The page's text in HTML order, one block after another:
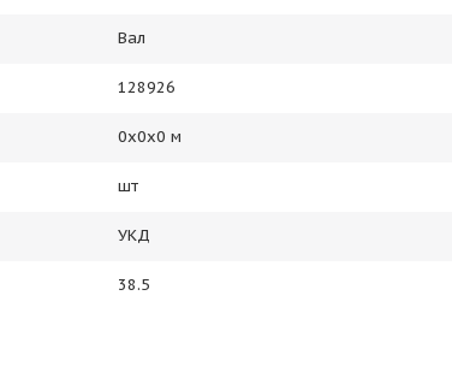
Вал
128926
0х0х0 м
шт
УКД
38.5